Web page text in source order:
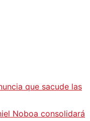
que sacude las
Noboa consolidará